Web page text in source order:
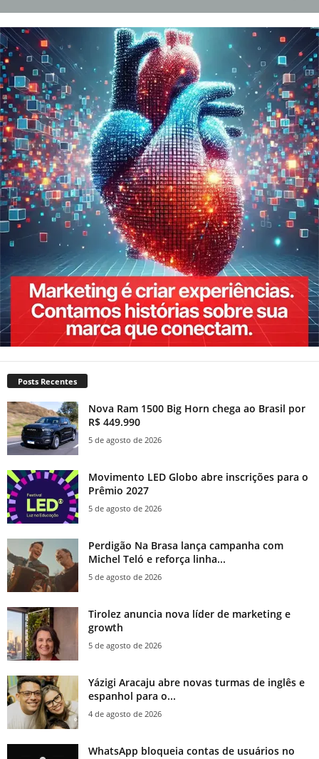
Posts Recentes
Nova Ram 1500 Big Horn chega ao Brasil por
R$ 449.990
5 de agosto de 2026
Movimento LED Globo abre inscrições para o
Prêmio 2027
5 de agosto de 2026
Perdigão Na Brasa lança campanha com
Michel Teló e reforça linha...
5 de agosto de 2026
Tirolez anuncia nova líder de marketing e
growth
5 de agosto de 2026
Yázigi Aracaju abre novas turmas de inglês e
espanhol para o...
4 de agosto de 2026
WhatsApp bloqueia contas de usuários no